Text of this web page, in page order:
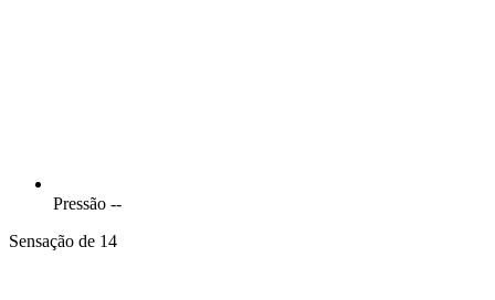
Pressão --
Sensação de 14